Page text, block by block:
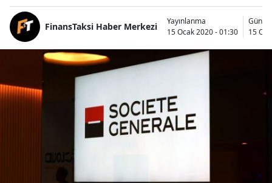
FinansTaksi Haber Merkezi
Yayınlanma
15 Ocak 2020 - 01:30
15